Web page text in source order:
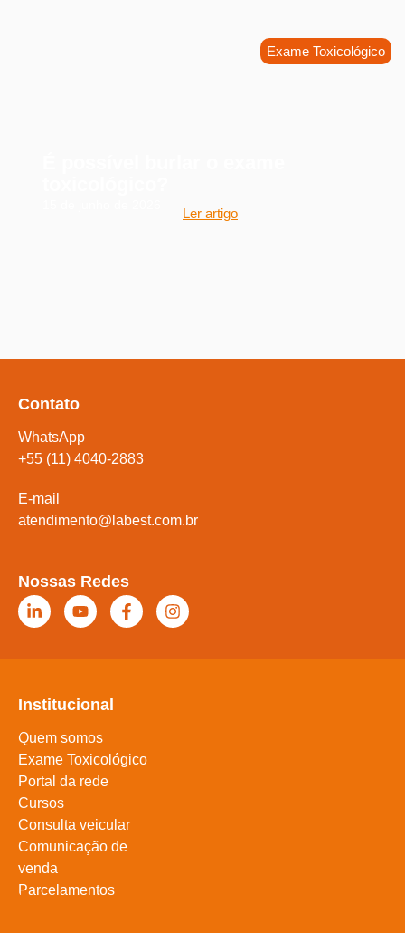
Exame Toxicológico
Ler artigo
Contato
WhatsApp
+55 (11) 4040-2883
E-mail
atendimento@labest.com.br
Nossas Redes
Institucional
Quem somos
Exame Toxicológico
Portal da rede
Cursos
Consulta veicular
Comunicação de
venda
Parcelamentos